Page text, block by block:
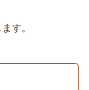
す。